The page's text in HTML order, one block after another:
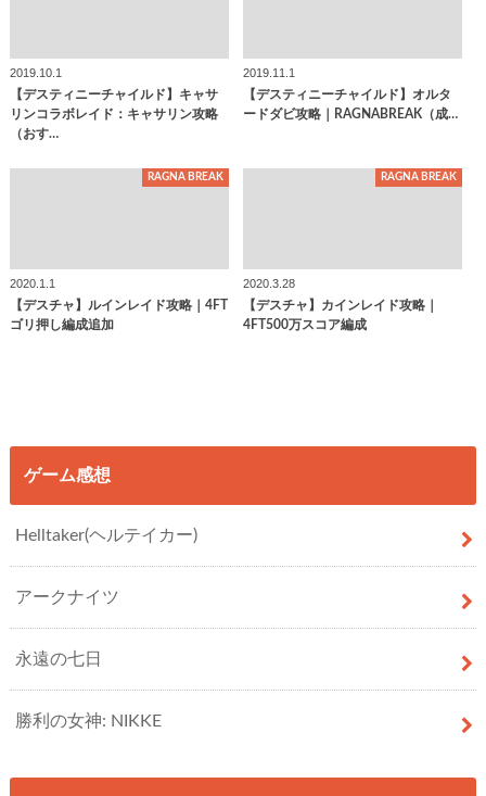
2019.10.1
【デスティニーチャイルド】キャサ
リンコラボレイド：キャサリン攻略
（おす…
2019.11.1
【デスティニーチャイルド】オルタ
ードダビ攻略｜RAGNABREAK（成…
RAGNA BREAK
2020.1.1
【デスチャ】ルインレイド攻略｜4FT
ゴリ押し編成追加
RAGNA BREAK
2020.3.28
【デスチャ】カインレイド攻略｜
4FT500万スコア編成
ゲーム感想
Helltaker(ヘルテイカー)
アークナイツ
永遠の七日
勝利の女神: NIKKE